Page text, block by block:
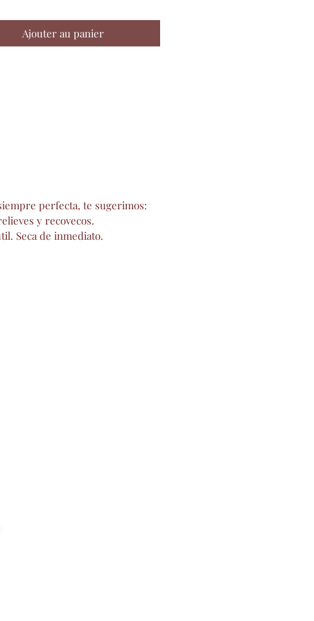
con materiales naturales y
ancestrales
Ajouter au panier
perfecta, te sugerimos:
y recovecos.
Seca de inmediato.